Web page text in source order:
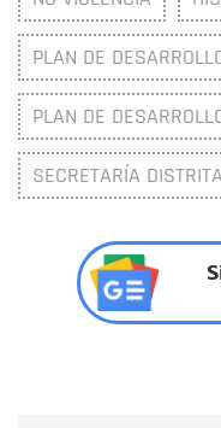
PLAN DE
PLAN DE
SECRETARÍA